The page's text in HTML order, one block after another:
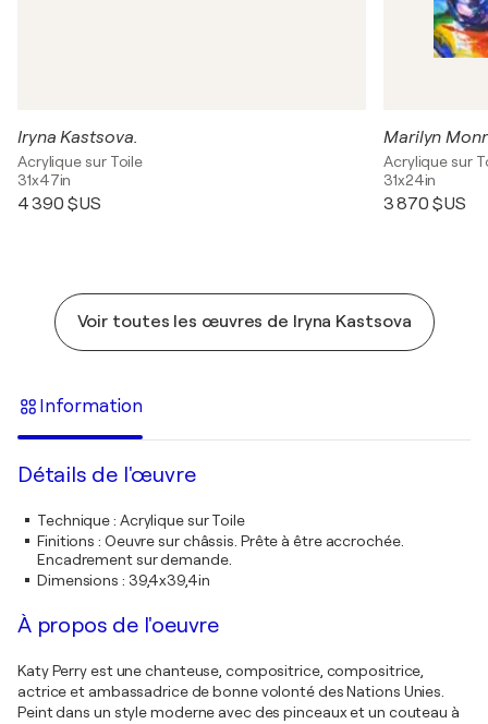
Iryna Kastsova.
Acrylique sur Toile
31x47in
4 390 $US
Marilyn
Acrylique sur
31x24in
3 870 $US
Voir toutes les œuvres de Iryna Kastsova
Information
Détails de l'œuvre
Technique: Acrylique sur Toile
Finitions : Oeuvre sur châssis. Prête à être accrochée.
Encadrement sur demande.
Dimensions : 39,4x39,4in
À propos de l'oeuvre
Katy Perry est une chanteuse, compositrice, compositrice,
actrice et ambassadrice de bonne volonté des Nations Unies.
Peint dans un style moderne avec des pinceaux et un couteau à